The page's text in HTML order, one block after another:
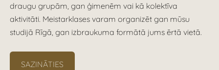
draugu grupām, gan ģimenēm vai kā kolektīva
aktivitāti. Meistarklases varam organizēt gan mūsu
studijā Rīgā, gan izbraukuma formātā jums ērtā vietā.
SAZINĀTIES